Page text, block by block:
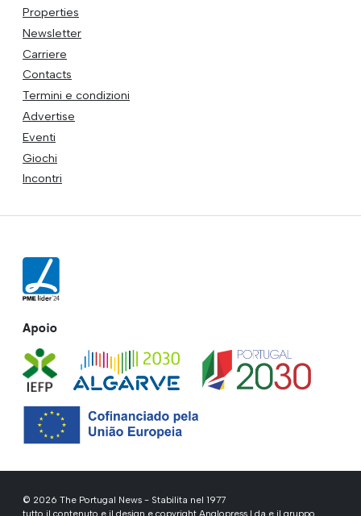
Properties
Newsletter
Carriere
Contacts
Termini e condizioni
Advertise
Eventi
Giochi
Incontri
Apoio
© 2026 The Portugal News - Stabilita nel 1977
tutto il contenuto e il design e copyright Anglopress Lda e il gruppo